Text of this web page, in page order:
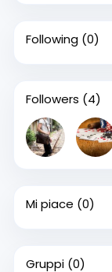
Following (0)
Followers (4)
Mi piace (0)
Gruppi (0)